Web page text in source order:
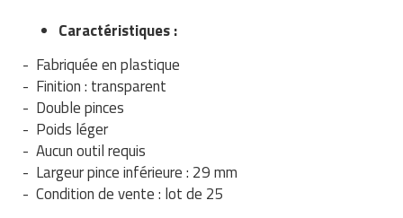
Tuyau flexible
Tuyau galvanisé
Tuyau renforcé
Ventilateurs et aération d'atelier
Equipements pour stade et terrain
sportif
Jeu gymnique
Loisirs
Matériel de fitness
Présentoir pour restaurant
Réchaud professionnel
Réfrigérateur professionnel
Restauration foraine
Robinetterie professionnelle
Caractéristiques :
- Fabriquée en plastique
- Finition : transparent
- Double pinces
- Poids léger
- Aucun outil requis
- Largeur pince inférieure : 29 mm
- Condition de vente : lot de 25